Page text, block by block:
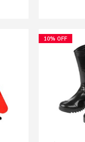
10% OFF